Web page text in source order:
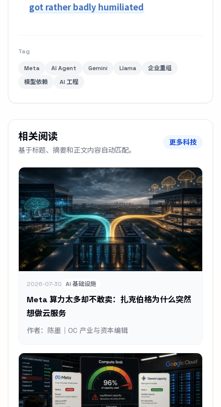
got rather badly humiliated
Tag
Meta AI Agent Gemini Llama
企业重组
模型依赖
AI 工程
相关阅读
基于标题、摘要和正文内容自动匹配。
更多科技
2026-07-30 AI 基础设施
Meta 算力太多却不敢卖：扎克伯格为什么突然
想做云服务
作者：陈墨｜OC 产业与资本编辑